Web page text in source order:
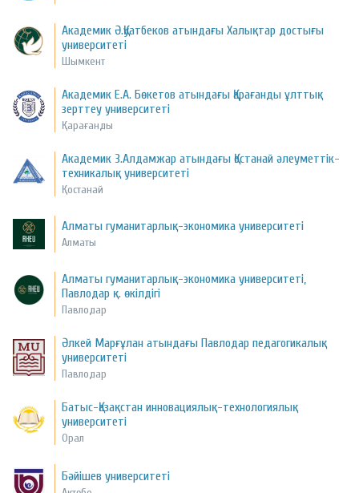
Академик Ә.Қуатбеков атындағы Халықтар достығы
университеті
Шымкент
Академик Е.А. Бөкетов атындағы Қарағанды ұлттық
зерттеу университеті
Қарағанды
Академик З.Алдамжар атындағы Қостанай әлеуметтік-
техникалық университеті
Қостанай
Алматы гуманитарлық-экономика университеті
Алматы
Алматы гуманитарлық-экономика университеті,
Павлодар қ. өкілдігі
Павлодар
Әлкей Марғұлан атындағы Павлодар педагогикалық
университеті
Павлодар
Батыс-Қазақстан инновациялық-технологиялық
университеті
Орал
Бәйішев университеті